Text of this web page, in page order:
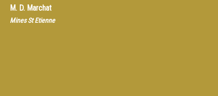
M. D. Marchat
Mines St Etienne